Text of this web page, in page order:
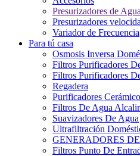
Presurizadores de Agua
Presurizadores
Variador de Frecuencia
Para tú casa
Osmosis Inversa
Filtros Purificadores
Filtros Purificadores
Regadera
Purificadores
Filtros De Agua
Suavizadores De Agua
Ultrafiltración
GENERADORES
Filtros Punto De